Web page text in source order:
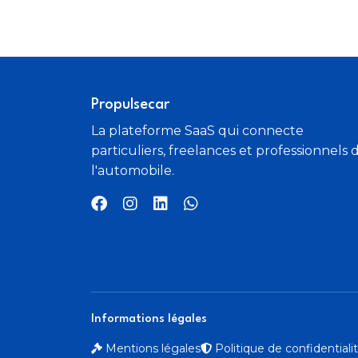
Retroviseurs exterieurs avec vision angle
prise USB
Trappe a carburant Ford EasyFuel
Propulsecar
La plateforme SaaS qui connecte
particuliers, freelances et professionnels
l'automobile.
Informations légales
Mentions légales Politique de